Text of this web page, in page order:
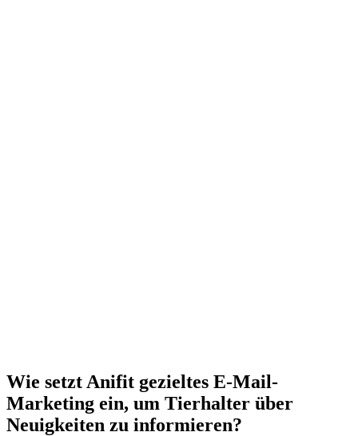
Wie setzt Anifit gezieltes E-Mail-
Marketing ein, um Tierhalter über
Neuigkeiten zu informieren?